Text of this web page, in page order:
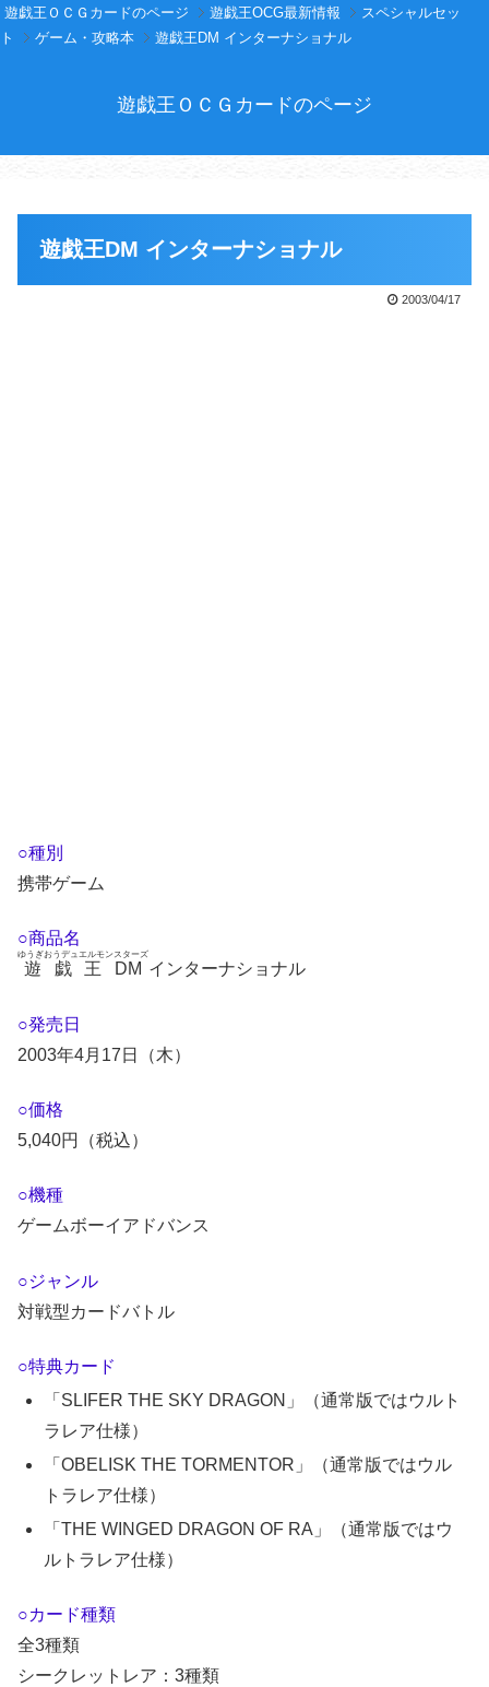
遊戯王ＯＣＧカードのページ 遊戯王OCG最新情報
スペシャルセッ
ト
ゲーム・攻略本 遊戯王DM インターナショナル
遊戯王ＯＣＧカードのページ
遊戯王DM インターナショナル
2003/04/17
○種別
携帯ゲーム
○商品名
遊戯王DM
ゆうぎおうデュエルモンスターズ
インターナショナル
○発売日
2003年4月17日（木）
○価格
5,040円（税込）
○機種
ゲームボーイアドバンス
○ジャンル
対戦型カードバトル
○特典カード
「SLIFER THE SKY DRAGON」（通常版ではウルト
ラレア仕様）
「OBELISK THE TORMENTOR」（通常版ではウル
トラレア仕様）
「THE WINGED DRAGON OF RA」（通常版ではウ
ルトラレア仕様）
○カード種類
全3種類
シークレットレア：3種類